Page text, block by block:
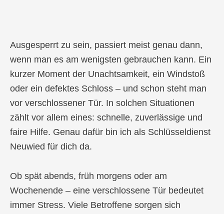
Ausgesperrt zu sein, passiert meist genau dann,
wenn man es am wenigsten gebrauchen kann. Ein
kurzer Moment der Unachtsamkeit, ein Windstoß
oder ein defektes Schloss – und schon steht man
vor verschlossener Tür. In solchen Situationen
zählt vor allem eines: schnelle, zuverlässige und
faire Hilfe. Genau dafür bin ich als Schlüsseldienst
Neuwied für dich da.
Ob spät abends, früh morgens oder am
Wochenende – eine verschlossene Tür bedeutet
immer Stress. Viele Betroffene sorgen sich